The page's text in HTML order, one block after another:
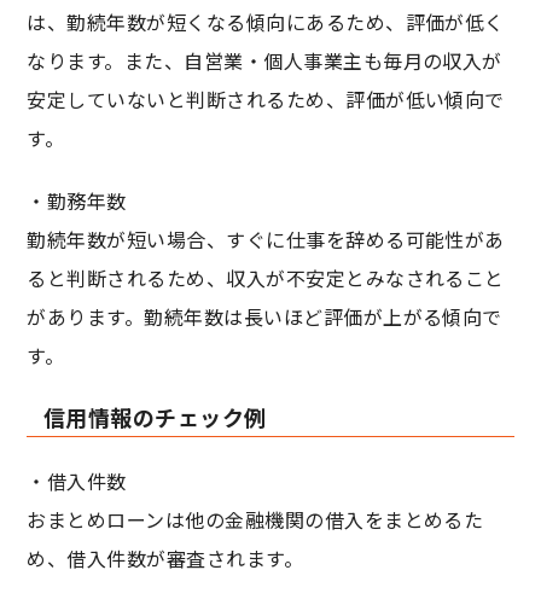
は、勤続年数が短くなる傾向にあるため、評価が低く
なります。また、自営業・個人事業主も毎月の収入が
安定していないと判断されるため、評価が低い傾向で
す。
・勤務年数
勤続年数が短い場合、すぐに仕事を辞める可能性があ
ると判断されるため、収入が不安定とみなされること
があります。勤続年数は長いほど評価が上がる傾向で
す。
信用情報のチェック例
・借入件数
おまとめローンは他の金融機関の借入をまとめるた
め、借入件数が審査されます。